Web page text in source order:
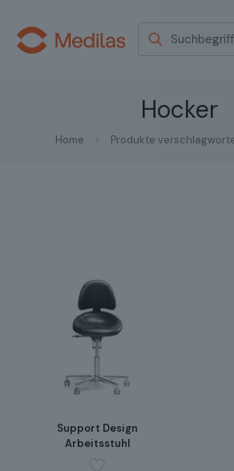
Hocker
Home Produkte
Support Design
Arbeitsstuhl